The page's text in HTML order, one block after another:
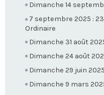
Dimanche 14
7 septembre 2025 :
Ordinaire
Dimanche 31 août
Dimanche 24 août
Dimanche 29 juin
Dimanche 9 mars